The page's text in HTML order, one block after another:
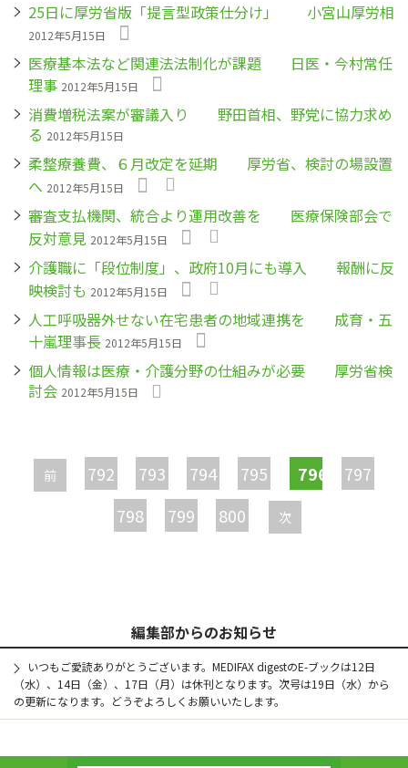
25日に厚労省版「提言型政策仕分け」 小宮山厚労相
2012年5月15日
医療基本法など関連法法制化が課題 日医・今村常任
理事 2012年5月15日
消費増税法案が審議入り 野田首相、野党に協力求め
る 2012年5月15日
柔整療養費、６月改定を延期 厚労省、検討の場設置
へ 2012年5月15日
審査支払機関、統合より運用改善を 医療保険部会で
反対意見 2012年5月15日
介護職に「段位制度」、政府10月にも導入 報酬に反
映検討も 2012年5月15日
人工呼吸器外せない在宅患者の地域連携を 成育・五
十嵐理事長 2012年5月15日
個人情報は医療・介護分野の仕組みが必要 厚労省検
討会 2012年5月15日
ー
ジ
前 792 793 794 795 796
797
798
799 800 次
編集部からのお知らせ
いつもご愛読ありがとうございます。MEDIFAX digestのE-ブックは12日
（水）、14日（金）、17日（月）は休刊となります。次号は19日（水）から
の更新になります。どうぞよろしくお願いいたします。